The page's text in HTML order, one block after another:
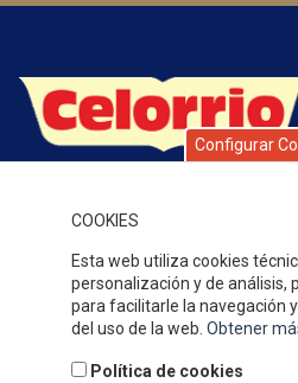
Configurar
COOKIES
Esta web utiliza cookies
personalización y de análisis,
para facilitarle la navegación
del uso de la web. Obtener
Política de cookies
quality of our products, service and
reputation and widespread
WHERE WE ARE